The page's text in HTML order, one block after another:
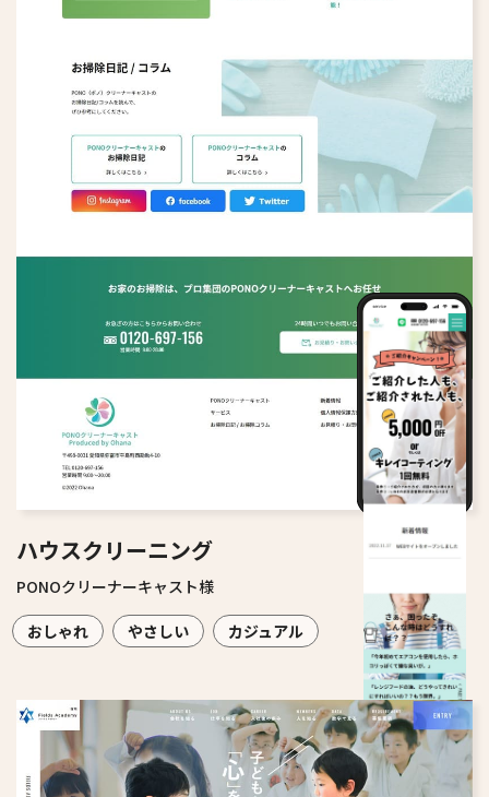
ハウスクリーニング
PONOクリーナーキャスト様
おしゃれ やさしい カジュアル